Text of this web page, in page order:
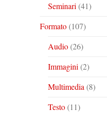
Seminari (41)
Formato(107)
Audio(26)
Immagini (2)
Multimedia (8)
Testo(11)